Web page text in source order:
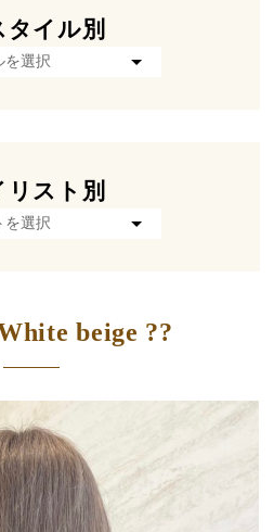
タイル別
リスト別
beige ??